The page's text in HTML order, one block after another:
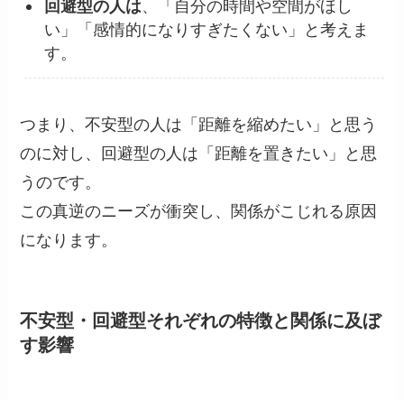
回避型の人は、「自分の時間や空間がほし
い」「感情的になりすぎたくない」と考えま
す。
つまり、不安型の人は「距離を縮めたい」と思う
のに対し、回避型の人は「距離を置きたい」と思
うのです。
この真逆のニーズが衝突し、関係がこじれる原因
になります。
不安型・回避型それぞれの特徴と関係に及ぼ
す影響